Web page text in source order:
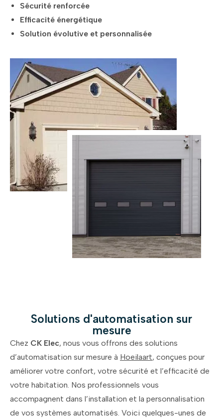
Sécurité renforcée
Efficacité énergétique
Solution évolutive et personnalisée
Solutions d'automatisation sur
mesure
Chez CK Elec, nous vous offrons des solutions
d’automatisation sur mesure à Hoeilaart, conçues pour
améliorer votre confort, votre sécurité et l’efficacité de
votre habitation. Nos professionnels vous
accompagnent dans l’installation et la personnalisation
de vos systèmes automatisés. Voici quelques-unes de